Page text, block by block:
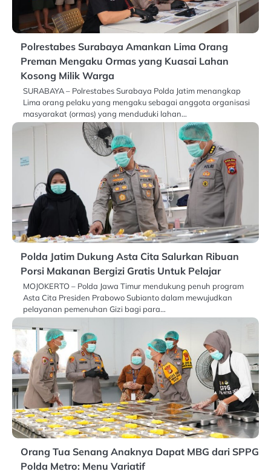
Polrestabes Surabaya Amankan Lima Orang
Preman Mengaku Ormas yang Kuasai Lahan
Kosong Milik Warga
SURABAYA – Polrestabes Surabaya Polda Jatim menangkap
Lima orang pelaku yang mengaku sebagai anggota organisasi
masyarakat (ormas) yang menduduki lahan…
Polda Jatim Dukung Asta Cita Salurkan Ribuan
Porsi Makanan Bergizi Gratis Untuk Pelajar
MOJOKERTO – Polda Jawa Timur mendukung penuh program
Asta Cita Presiden Prabowo Subianto dalam mewujudkan
pelayanan pemenuhan Gizi bagi para…
Orang Tua Senang Anaknya Dapat MBG dari SPPG
Polda Metro: Menu Variatif